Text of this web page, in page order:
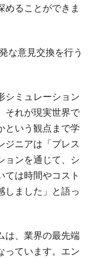
めることができま
な意見交換を行う
ミュレーション
それが現実世界で
という観点まで学
ジニアは「プレス
ョンを通じて、シ
ては時間やコスト
しました」と語っ
は、業界の最先端
っています。エン